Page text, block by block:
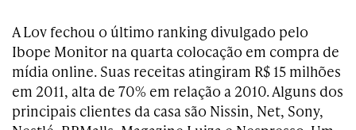
A Lov fechou o último ranking divulgado pelo
Ibope Monitor na quarta colocação em compra de
mídia online. Suas receitas atingiram R$ 15 milhões
em 2011, alta de 70% em relação a 2010. Alguns dos
principais clientes da casa são Nissin, Net, Sony,